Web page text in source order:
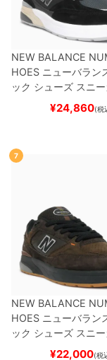
NEW BALANCE
HOES ニューバラン
ック シューズ スニ
REW REYNOLDS 933
BLACK/NAVY
¥24,860(税
7
NEW BALANCE
HOES ニューバラン
ック シューズ スニ
REW REYNOLDS 933
¥22,000(税